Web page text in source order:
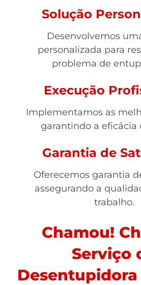
Solução
Desenvolvemos
personalizada para
problema de
Execução
Implementamos as
garantindo a eficácia
Garantia de
Oferecemos garantia
assegurando a
trabalho.
Chamou!
Serviço
Desentupidora